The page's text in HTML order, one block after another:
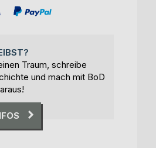
Traum, schreibe
und mach mit BoD